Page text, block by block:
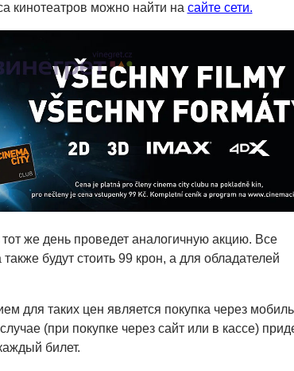
кинотеатров можно найти на сайте сети.
же день проведет аналогичную акцию. Все
будут стоить 99 крон, а для обладателей
для таких цен является покупка через
(при покупке через сайт или в кассе)
билет.